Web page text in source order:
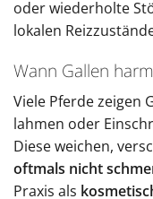
oder wiederholte
lokalen
Wann Gallen
Viele Pferde zeigen
lahmen oder
Diese weichen,
oftmals nicht
Praxis als